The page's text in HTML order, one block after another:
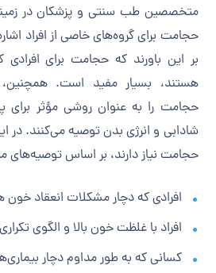
متخصصین طب سنتی و پزشکان در
حجامت برای گروه‌های خاصی از افراد
بر این باورند که حجامت برای
هستند، بسیار مفید است.
حجامت را به عنوان روشی مؤثر
شادابی و انرژی بدن توصیه می‌کنند. در
حجامت نیاز دارند، بر اساس
افرادی که دچار مشکلات انعقاد
افراد با غلظت خون بالا و الگوی
کسانی که به طور مداوم دچار